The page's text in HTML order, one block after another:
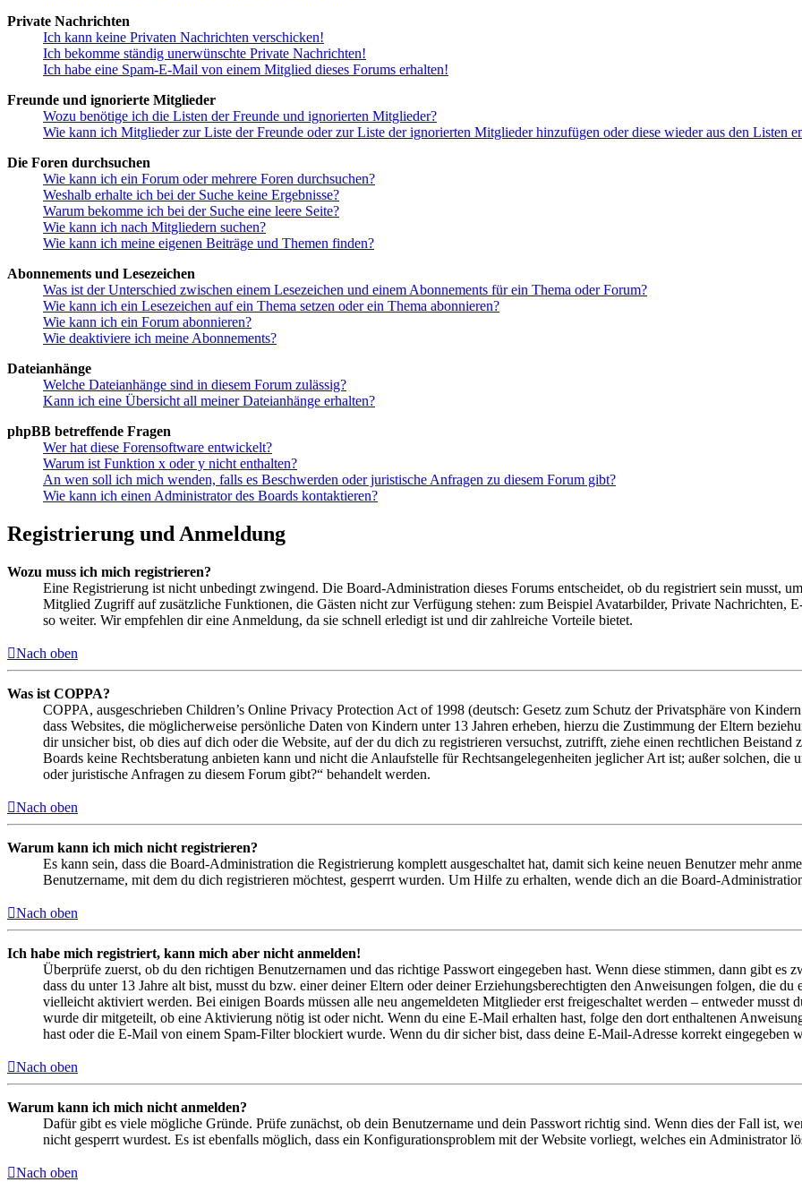
Private Nachrichten
Ich kann keine Privaten Nachrichten verschicken!
Ich bekomme ständig unerwünschte Private Nachrichten!
Ich habe eine Spam-E-Mail von einem Mitglied dieses Forums erhalten!
Freunde und ignorierte Mitglieder
Wozu benötige ich die Listen der Freunde und ignorierten Mitglieder?
Wie kann ich Mitglieder zur Liste der Freunde oder zur Liste der ignorierten Mitglieder hinzufügen oder diese wieder aus den Listen
Die Foren durchsuchen
Wie kann ich ein Forum oder mehrere Foren durchsuchen?
Weshalb erhalte ich bei der Suche keine Ergebnisse?
Warum bekomme ich bei der Suche eine leere Seite?
Wie kann ich nach Mitgliedern suchen?
Wie kann ich meine eigenen Beiträge und Themen finden?
Abonnements und Lesezeichen
Was ist der Unterschied zwischen einem Lesezeichen und einem Abonnements für ein Thema oder Forum?
Wie kann ich ein Lesezeichen auf ein Thema setzen oder ein Thema abonnieren?
Wie kann ich ein Forum abonnieren?
Wie deaktiviere ich meine Abonnements?
Dateianhänge
Welche Dateianhänge sind in diesem Forum zulässig?
Kann ich eine Übersicht all meiner Dateianhänge erhalten?
phpBB betreffende Fragen
Wer hat diese Forensoftware entwickelt?
Warum ist Funktion x oder y nicht enthalten?
An wen soll ich mich wenden, falls es Beschwerden oder juristische Anfragen zu diesem Forum gibt?
Wie kann ich einen Administrator des Boards kontaktieren?
Registrierung und Anmeldung
Wozu muss ich mich registrieren?
Eine Registrierung ist nicht unbedingt zwingend. Die Board-Administration dieses Forums entscheidet, ob du registriert sein musst,
Mitglied Zugriff auf zusätzliche Funktionen, die Gästen nicht zur Verfügung stehen: zum Beispiel Avatarbilder, Private Nachrichten,
so weiter. Wir empfehlen dir eine Anmeldung, da sie schnell erledigt ist und dir zahlreiche Vorteile bietet.
Nach oben
Was ist COPPA?
COPPA, ausgeschrieben Children’s Online Privacy Protection Act of 1998 (deutsch: Gesetz zum Schutz der Privatsphäre von
dass Websites, die möglicherweise persönliche Daten von Kindern unter 13 Jahren erheben, hierzu die Zustimmung der Eltern
dir unsicher bist, ob dies auf dich oder die Website, auf der du dich zu registrieren versuchst, zutrifft, ziehe einen rechtlichen
Boards keine Rechtsberatung anbieten kann und nicht die Anlaufstelle für Rechtsangelegenheiten jeglicher Art ist; außer solchen,
oder juristische Anfragen zu diesem Forum gibt?“ behandelt werden.
Nach oben
Warum kann ich mich nicht registrieren?
Es kann sein, dass die Board-Administration die Registrierung komplett ausgeschaltet hat, damit sich keine neuen Benutzer mehr
Benutzername, mit dem du dich registrieren möchtest, gesperrt wurden. Um Hilfe zu erhalten, wende dich an die Board-
Nach oben
Ich habe mich registriert, kann mich aber nicht anmelden!
Überprüfe zuerst, ob du den richtigen Benutzernamen und das richtige Passwort eingegeben hast. Wenn diese stimmen, dann gibt es
dass du unter 13 Jahre alt bist, musst du bzw. einer deiner Eltern oder deiner Erziehungsberechtigten den Anweisungen folgen, die
vielleicht aktiviert werden. Bei einigen Boards müssen alle neu angemeldeten Mitglieder erst freigeschaltet werden – entweder musst
wurde dir mitgeteilt, ob eine Aktivierung nötig ist oder nicht. Wenn du eine E-Mail erhalten hast, folge den dort enthaltenen
hast oder die E-Mail von einem Spam-Filter blockiert wurde. Wenn du dir sicher bist, dass deine E-Mail-Adresse korrekt eingegeben
Nach oben
Warum kann ich mich nicht anmelden?
Dafür gibt es viele mögliche Gründe. Prüfe zunächst, ob dein Benutzername und dein Passwort richtig sind. Wenn dies der Fall ist,
nicht gesperrt wurdest. Es ist ebenfalls möglich, dass ein Konfigurationsproblem mit der Website vorliegt, welches ein Administrator
Nach oben